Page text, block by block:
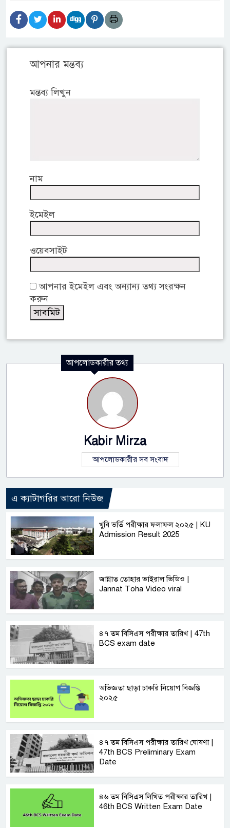
আপনার মন্তব্য
মন্তব্য লিখুন
নাম
ইমেইল
ওয়েবসাইট
আপনার ইমেইল এবং অন্যান্য তথ্য সংরক্ষন
করুন
আপলোডকারীর তথ্য
Kabir Mirza
আপলোডকারীর সব সংবাদ
এ ক্যাটাগরির আরো নিউজ
খুবি ভর্তি পরীক্ষার ফলাফল ২০২৫ | KU
Admission Result 2025
জান্নাত তোহার ভাইরাল ভিডিও |
Jannat Toha Video viral
৪৭ তম বিসিএস পরীক্ষার তারিখ | 47th
BCS exam date
অভিজ্ঞতা ছাড়া চাকরি নিয়োগ বিজ্ঞপ্তি
২০২৫
৪৭ তম বিসিএস পরীক্ষার তারিখ ঘোষণা |
47th BCS Preliminary Exam
Date
৪৬ তম বিসিএস লিখিত পরীক্ষার তারিখ |
46th BCS Written Exam Date